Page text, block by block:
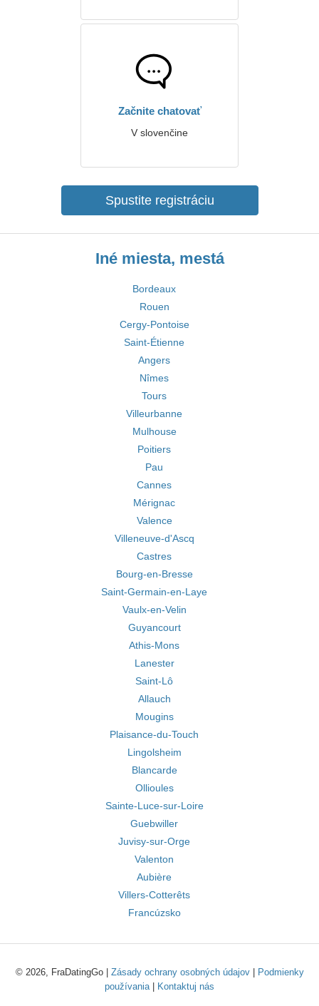
Začnite chatovať
V slovenčine
Spustite registráciu
Iné miesta, mestá
Bordeaux
Rouen
Cergy-Pontoise
Saint-Étienne
Angers
Nîmes
Tours
Villeurbanne
Mulhouse
Poitiers
Pau
Cannes
Mérignac
Valence
Villeneuve-d'Ascq
Castres
Bourg-en-Bresse
Saint-Germain-en-Laye
Vaulx-en-Velin
Guyancourt
Athis-Mons
Lanester
Saint-Lô
Allauch
Mougins
Plaisance-du-Touch
Lingolsheim
Blancarde
Ollioules
Sainte-Luce-sur-Loire
Guebwiller
Juvisy-sur-Orge
Valenton
Aubière
Villers-Cotterêts
Francúzsko
© 2026, FraDatingGo | Zásady ochrany osobných údajov|
Podmienky
používania| Kontaktuj nás